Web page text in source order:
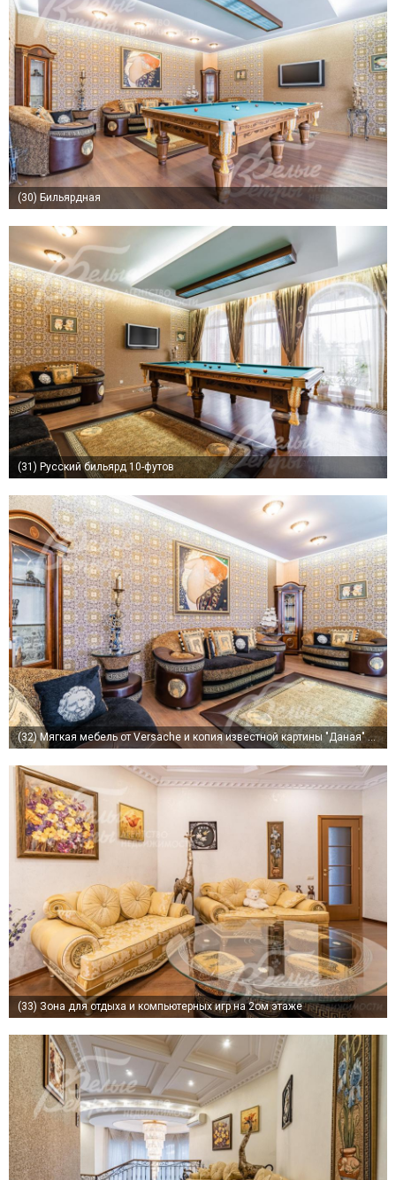
(30) Бильярдная
(31) Русский бильярд 10-футов
(32)Мягкая мебель от Versache и копия известной картины "Даная" Густава Климта в бильярдной
(33) Зона для отдыха и компьютерных игр на 2ом этаже